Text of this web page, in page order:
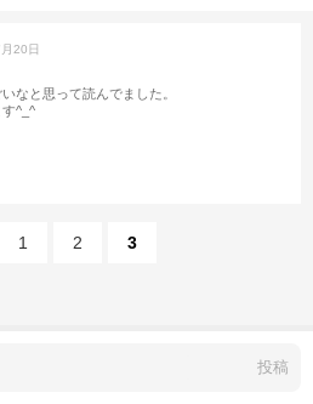
20日
なと思って読んでました。
^_^
1 2 3
投稿